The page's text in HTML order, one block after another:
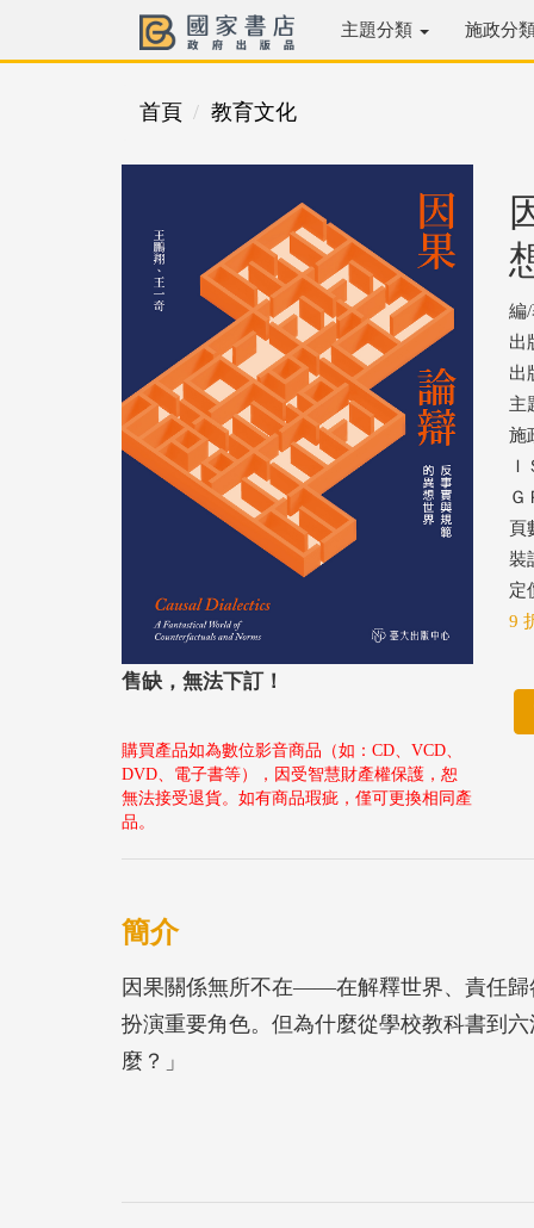
主題分類 施政分
首頁 教育文化
售缺，無法下訂！
購買產品如為數位影音商品（如：CD、VCD、
DVD、電子書等），因受智慧財產權保護，恕
無法接受退貨。如有商品瑕疵，僅可更換相同產
品。
編
出
出
主
施
Ｇ
頁
裝
定
9
簡介
因果關係無所不在——在解釋世界、責任
扮演重要角色。但為什麼從學校教科書到
麼？」
在日常生活與法律實務，關於某個結果應
性。為了達成因果關係的實踐功能，人們